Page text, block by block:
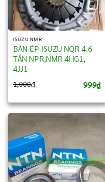
ISUZU NMR
BÀN ÉP ISUZU NQR 4.6
TẤN NPR,NMR 4HG1,
4JJ1
1,000₫ 999₫